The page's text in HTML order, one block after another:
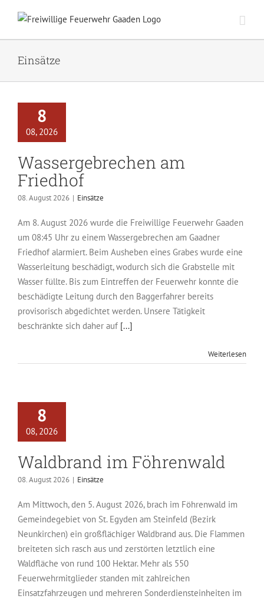
Inhalt
springen
Einsätze
8
08, 2026
Wassergebrechen am
Friedhof
08. August 2026 | Einsätze
Am 8. August 2026 wurde die Freiwillige Feuerwehr Gaaden
um 08:45 Uhr zu einem Wassergebrechen am Gaadner
Friedhof alarmiert. Beim Ausheben eines Grabes wurde eine
Wasserleitung beschädigt, wodurch sich die Grabstelle mit
Wasser füllte. Bis zum Eintreffen der Feuerwehr konnte die
beschädigte Leitung durch den Baggerfahrer bereits
provisorisch abgedichtet werden. Unsere Tätigkeit
beschränkte sich daher auf [...]
Weiterlesen
8
08, 2026
Waldbrand im Föhrenwald
08. August 2026 | Einsätze
Am Mittwoch, den 5. August 2026, brach im Föhrenwald im
Gemeindegebiet von St. Egyden am Steinfeld (Bezirk
Neunkirchen) ein großflächiger Waldbrand aus. Die Flammen
breiteten sich rasch aus und zerstörten letztlich eine
Waldfläche von rund 100 Hektar. Mehr als 550
Feuerwehrmitglieder standen mit zahlreichen
Einsatzfahrzeugen und mehreren Sonderdiensteinheiten im